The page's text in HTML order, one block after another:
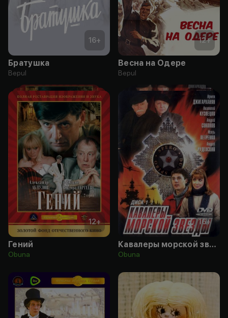
16+
Братушка
Bepul
12+
Весна на Одере
Bepul
12+
Гений
Obuna
16+
Кавалеры морской звезды
Obuna